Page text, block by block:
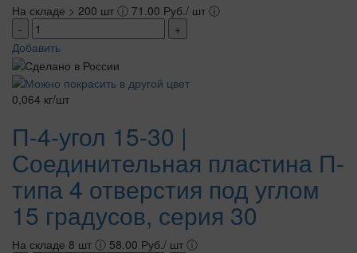
На складе > 200 шт ⓘ 71.00 Руб./ шт ⓘ
-
+
Добавить
0,064 кг/шт
П-4-угол 15-30 |
Соединительная пластина П-
типа 4 отверстия под углом
15 градусов, серия 30
На складе 8 шт ⓘ 58.00 Руб./ шт ⓘ